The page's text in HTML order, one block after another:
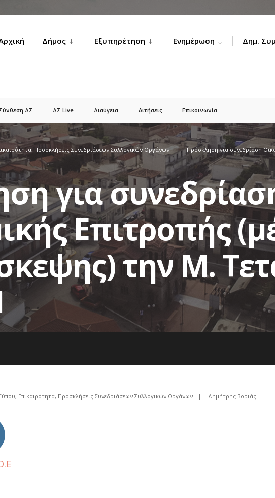
Δήμος Εξυπηρέτηση Ενημέρωση Δημ.
ΔΣ ΔΣ Live Διαύγεια Αιτήσεις Επικοινωνία
, Προσκλήσεις Συνεδριάσεων Συλλογικών Οργάνων
Πρόσκληση για συνεδρίαση
για
Επιτροπής
την Μ.
, Επικαιρότητα, Προσκλήσεις Συνεδριάσεων Συλλογικών Οργάνων | Δημήτρης Βοριάς